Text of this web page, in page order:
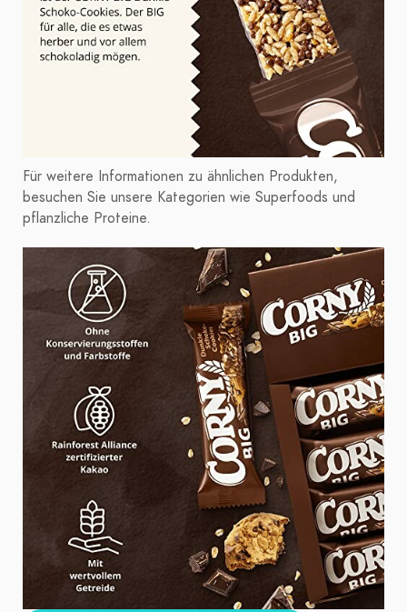
Für weitere Informationen zu ähnlichen Produkten,
besuchen Sie unsere Kategorien wie Superfoods und
pflanzliche Proteine.